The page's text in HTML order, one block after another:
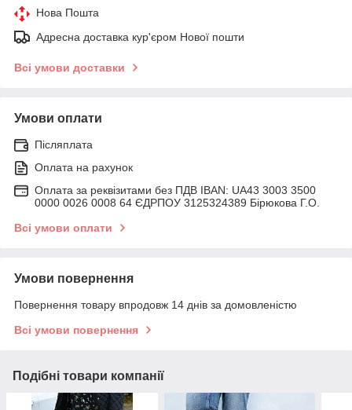
Нова Пошта
Адресна доставка кур'єром Нової пошти
Всі умови доставки
Умови оплати
Післяплата
Оплата на рахунок
Оплата за реквізитами без ПДВ IBAN: UA43 3003 3500
0000 0026 0008 64 ЄДРПОУ 3125324389 Бірюкова Г.О.
Всі умови оплати
Умови повернення
Повернення товару впродовж 14 днів за домовленістю
Всі умови повернення
Подібні товари компанії